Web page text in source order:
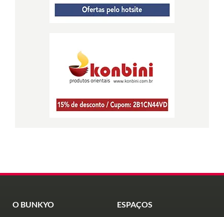
O BUNKYO ESPAÇOS